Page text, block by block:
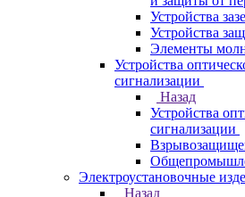
Устройства
Устройства
Элементы
Устройства
сигнализации
Назад
Устройства
сигнализации
Электроустановочные
Назад